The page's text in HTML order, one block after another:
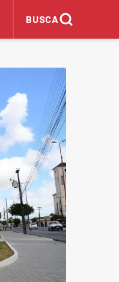
BUSCA